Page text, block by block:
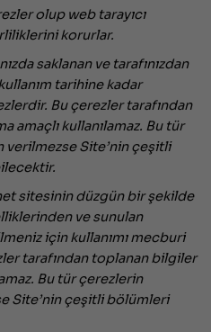
olup web tarayıcı
korurlar.
saklanan ve tarafınızdan
tarihine kadar
Bu çerezler tarafından
amaçlı kullanılamaz. Bu tür
verilmezse Site’nin çeşitli
sitesinin düzgün bir şekilde
ve sunulan
için kullanımı mecburi
tarafından toplanan bilgiler
Bu tür çerezlerin
Site’nin çeşitli bölümleri